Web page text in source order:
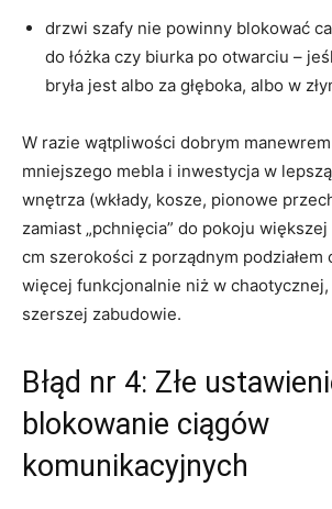
drzwi szafy nie powinny blokować
do łóżka czy biurka po otwarciu –
bryła jest albo za głęboka, albo w
W razie wątpliwości dobrym
mniejszego mebla i inwestycja w
wnętrza (wkłady, kosze, pionowe
zamiast „pchnięcia” do pokoju większej
cm szerokości z porządnym podziałem
więcej funkcjonalnie niż w
szerszej zabudowie.
Błąd nr 4: Złe
blokowanie ciągów
komunikacyjnych